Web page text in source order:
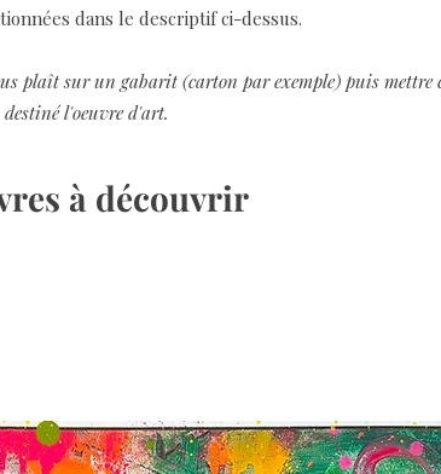
dans le descriptif ci-dessus.
plaît sur un gabarit (carton par exemple) puis
destiné l'oeuvre d'art.
à découvrir